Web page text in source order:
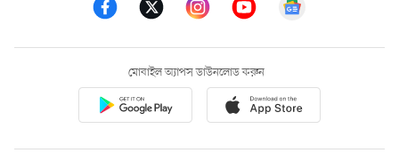
মোবাইল অ্যাপস ডাউনলোড করুন